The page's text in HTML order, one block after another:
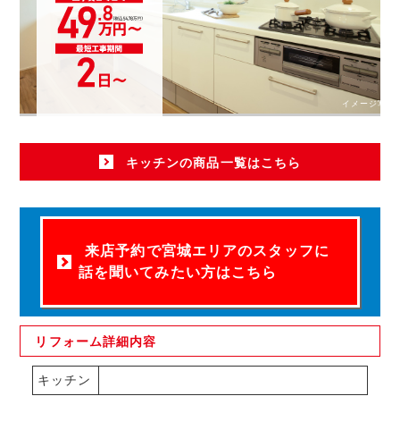
イメージ写真
キッチンの商品一覧はこちら
来店予約で宮城エリアのスタッフに
話を聞いてみたい方はこちら
リフォーム詳細内容
キッチン